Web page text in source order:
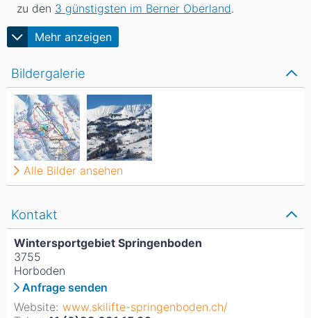
Mehr anzeigen
zu den 3 günstigsten im Berner Oberland.
Kontakt
Wintersportgebiet Springenboden
3755
Horboden
Anfrage senden
Website: www.skilifte-springenboden.ch/
Bildergalerie
Alle Bilder ansehen